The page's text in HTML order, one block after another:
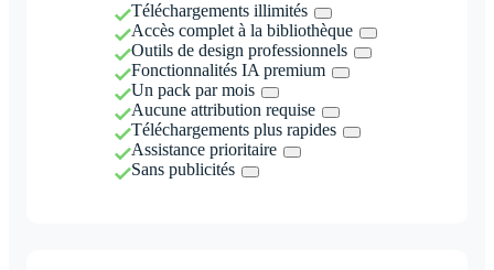
Téléchargements illimités
Accès complet à la bibliothèque
Outils de design professionnels
Fonctionnalités IA premium
Un pack par mois
Aucune attribution requise
Téléchargements plus rapides
Assistance prioritaire
Sans publicités